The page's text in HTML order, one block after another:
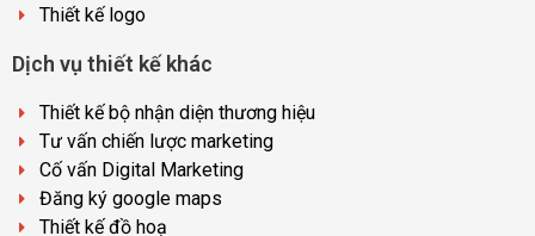
Thiết kế logo
Dịch vụ thiết kế khác
Thiết kế bộ nhận diện thương hiệu
Tư vấn chiến lược marketing
Cố vấn Digital Marketing
Đăng ký google maps
Thiết kế đồ hoạ